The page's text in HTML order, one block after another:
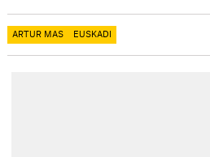
ARTUR MAS EUSKADI